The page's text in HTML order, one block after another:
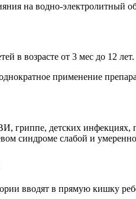
на водно-
в возрасте от 3 мес до 12 лет.
применение
гриппе, детских инфекциях,
синдроме слабой и
вводят в прямую кишку